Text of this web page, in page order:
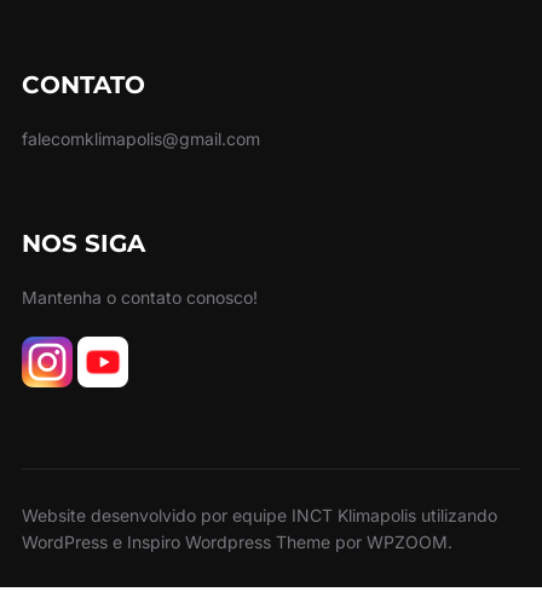
CONTATO
falecomklimapolis@gmail.com
NOS SIGA
Mantenha o contato conosco!